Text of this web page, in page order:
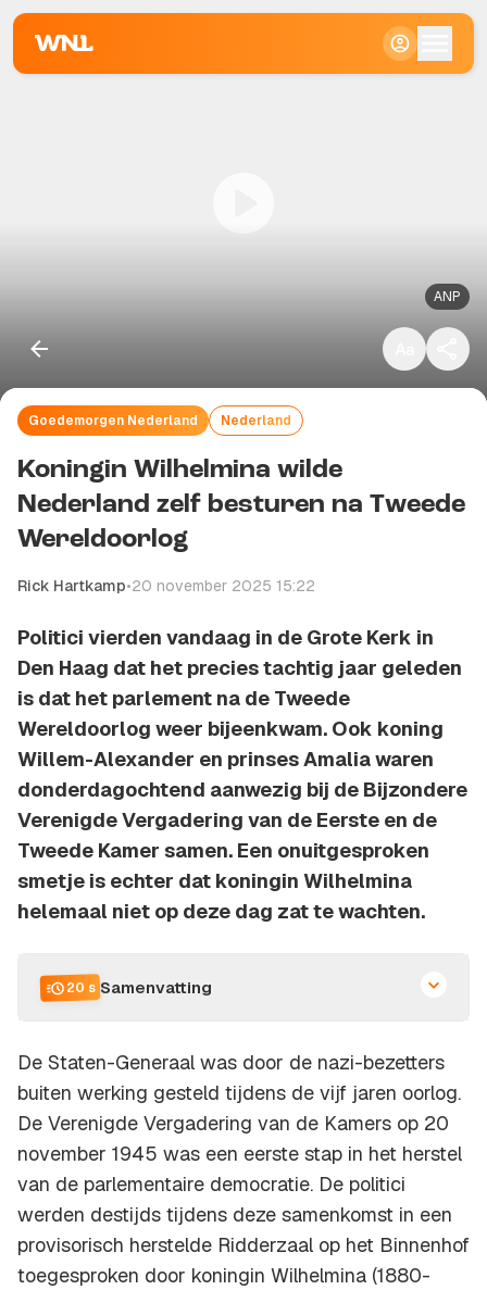
ANP
Goedemorgen Nederland Nederland
Koningin Wilhelmina wilde
Nederland zelf besturen na Tweede
Wereldoorlog
Rick Hartkamp•20 november 2025 15:22
Politici vierden vandaag in de Grote Kerk in
Den Haag dat het precies tachtig jaar geleden
is dat het parlement na de Tweede
Wereldoorlog weer bijeenkwam. Ook koning
Willem-Alexander en prinses Amalia waren
donderdagochtend aanwezig bij de Bijzondere
Verenigde Vergadering van de Eerste en de
Tweede Kamer samen. Een onuitgesproken
smetje is echter dat koningin Wilhelmina
helemaal niet op deze dag zat te wachten.
20 s Samenvatting
De Staten-Generaal was door de nazi-bezetters
buiten werking gesteld tijdens de vijf jaren oorlog.
De Verenigde Vergadering van de Kamers op 20
november 1945 was een eerste stap in het herstel
van de parlementaire democratie. De politici
werden destijds tijdens deze samenkomst in een
provisorisch herstelde Ridderzaal op het Binnenhof
toegesproken door koningin Wilhelmina (1880-